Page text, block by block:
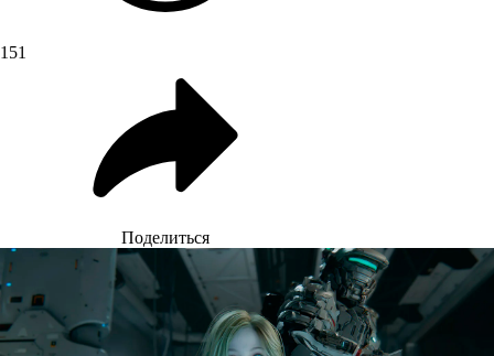
151
Поделиться